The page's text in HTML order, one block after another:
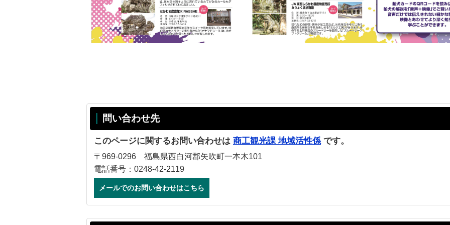
問い合わせ先
このページに関するお問い合わせは 商工観光課 地域活性係 です。
〒969-0296 福島県西白河郡矢吹町一本木101
電話番号：0248-42-2119
メールでのお問い合わせはこちら